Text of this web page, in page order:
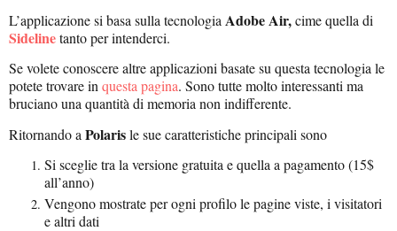
L’applicazione si basa sulla tecnologia Adobe Air,cime quella di
Sidelinetanto per intenderci.
Se volete conoscere altre applicazioni basate su questa tecnologia le
potete trovare in questa pagina. Sono tutte molto interessanti ma
bruciano una quantità di memoria non indifferente.
Ritornando a Polarisle sue caratteristiche principali sono
Si sceglie tra la versione gratuita e quella a pagamento (15$
all’anno)
Vengono mostrate per ogni profilo le pagine viste, i visitatori
e altri dati